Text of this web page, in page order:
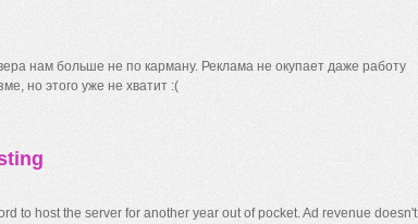
нам больше не по карману. Реклама не окупает даже работу
но этого уже не хватит :(
to host the server for another year out of pocket. Ad revenue doesn't